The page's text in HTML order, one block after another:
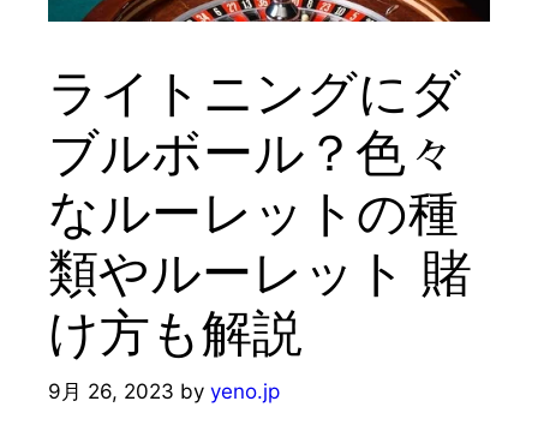
ライトニングにダ
ブルボール？色々
なルーレットの種
類やルーレット 賭
け方も解説
9月 26, 2023 by yeno.jp